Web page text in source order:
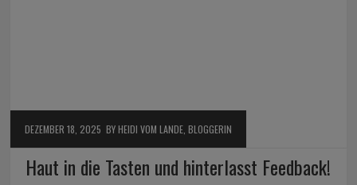
DEZEMBER 18, 2025 BY HEIDI VOM LANDE, BLOGGERIN
Haut in die Tasten und hinterlasst Feedback!